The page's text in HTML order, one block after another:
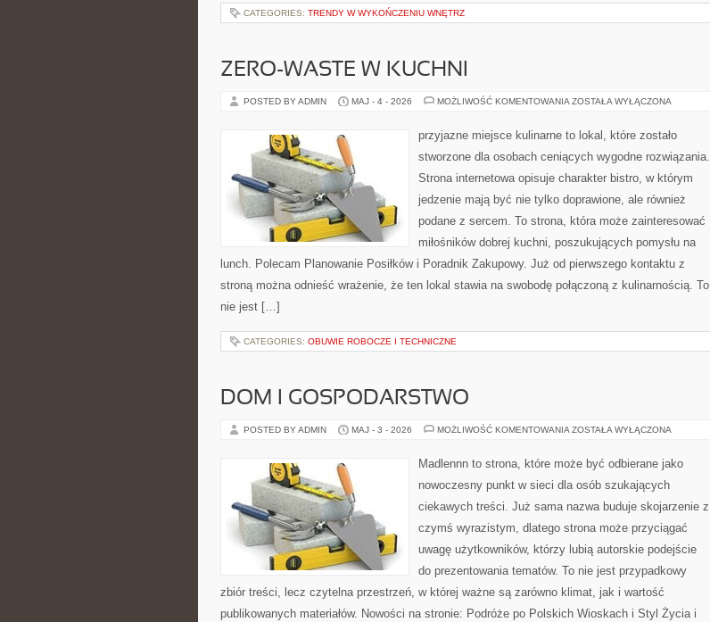
CATEGORIES: TRENDY W WYKOŃCZENIU WNĘTRZ
ZERO-WASTE W KUCHNI
POSTED BY ADMIN MAJ - 4 - 2026 MOŻLIWOŚĆ KOMENTOWANIA ZERO-
KUCHNI
ZOSTAŁA WYŁĄCZONA
przyjazne miejsce kulinarne to lokal, które zostało
stworzone dla osobach ceniących wygodne rozwiązania.
Strona internetowa opisuje charakter bistro, w którym
jedzenie mają być nie tylko doprawione, ale również
podane z sercem. To strona, która może zainteresować
miłośników dobrej kuchni, poszukujących pomysłu na
lunch. Polecam Planowanie Posiłków i Poradnik Zakupowy. Już od pierwszego kontaktu z
stroną można odnieść wrażenie, że ten lokal stawia na swobodę połączoną z kulinarnością. To
nie jest […]
CATEGORIES: OBUWIE ROBOCZE I TECHNICZNE
DOM I GOSPODARSTWO
POSTED BY ADMIN MAJ - 3 - 2026 MOŻLIWOŚĆ KOMENTOWANIA DOM
ZOSTAŁA WYŁĄCZONA
Madlennn to strona, które może być odbierane jako
nowoczesny punkt w sieci dla osób szukających
ciekawych treści. Już sama nazwa buduje skojarzenie z
czymś wyrazistym, dlatego strona może przyciągać
uwagę użytkowników, którzy lubią autorskie podejście
do prezentowania tematów. To nie jest przypadkowy
zbiór treści, lecz czytelna przestrzeń, w której ważne są zarówno klimat, jak i wartość
publikowanych materiałów. Nowości na stronie: Podróże po Polskich Wioskach i Styl Życia i